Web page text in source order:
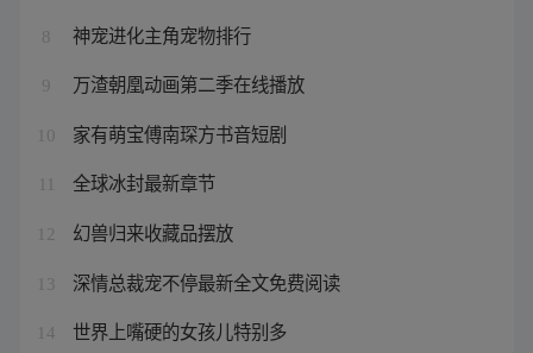
8 神宠进化主角宠物排行
9 万渣朝凰动画第二季在线播放
10 家有萌宝傅南琛方书音短剧
全球冰封最新章节
12 幻兽归来收藏品摆放
13 深情总裁宠不停最新全文免费阅读
14 世界上嘴硬的女孩儿特别多